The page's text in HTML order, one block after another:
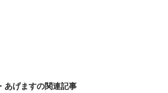
あげますの関連記事